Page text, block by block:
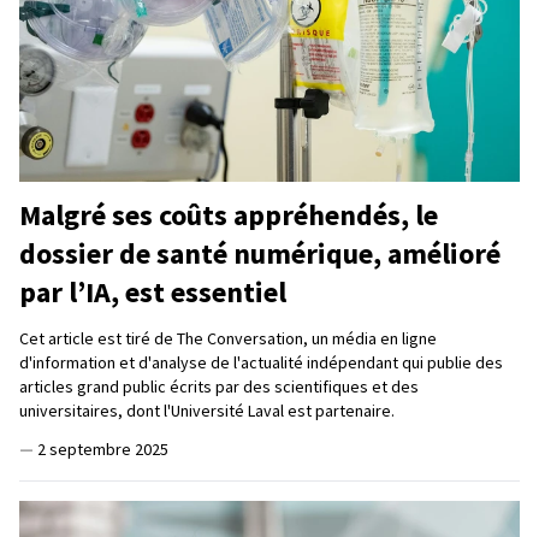
Malgré ses coûts appréhendés, le
dossier de santé numérique, amélioré
par l’IA, est essentiel
Cet article est tiré de The Conversation, un média en ligne
d'information et d'analyse de l'actualité indépendant qui publie des
articles grand public écrits par des scientifiques et des
universitaires, dont l'Université Laval est partenaire.
— 2 septembre 2025